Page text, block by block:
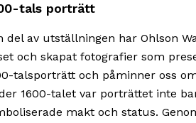
tals porträtt
del av utställningen har Ohlson
och skapat fotografier som
talsporträtt och påminner oss
1600-talet var porträttet inte
makt och status.